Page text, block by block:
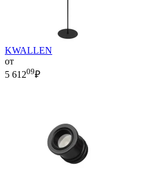
KWALLEN
от
5 61209₽